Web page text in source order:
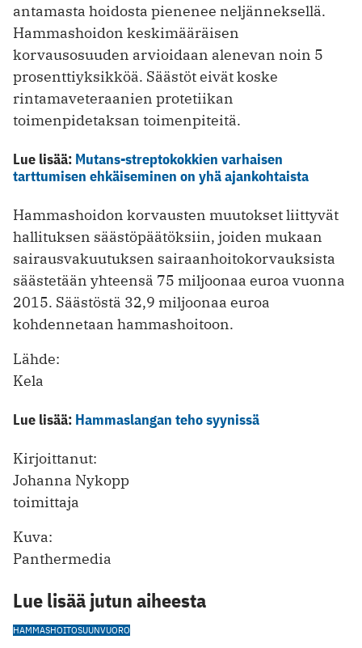
antamasta hoidosta pienenee neljänneksellä.
Hammashoidon keskimääräisen
korvausosuuden arvioidaan alenevan noin 5
prosenttiyksikköä. Säästöt eivät koske
rintamaveteraanien protetiikan
toimenpidetaksan toimenpiteitä.
Lue lisää: Mutans-streptokokkien varhaisen
tarttumisen ehkäiseminen on yhä ajankohtaista
Hammashoidon korvausten muutokset liittyvät
hallituksen säästöpäätöksiin, joiden mukaan
sairausvakuutuksen sairaanhoitokorvauksista
säästetään yhteensä 75 miljoonaa euroa vuonna
2015. Säästöstä 32,9 miljoonaa euroa
kohdennetaan hammashoitoon.
Lähde:
Kela
Lue lisää: Hammaslangan teho syynissä
Kirjoittanut:
Johanna Nykopp
toimittaja
Kuva:
Panthermedia
Lue lisää jutun aiheesta
HAMMASHOITOSUUNVUORO